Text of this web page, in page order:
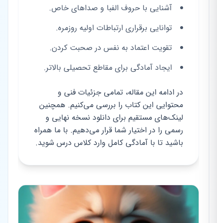
آشنایی با حروف الفبا و صداهای خاص.
توانایی برقراری ارتباطات اولیه روزمره.
تقویت اعتماد به نفس در صحبت کردن.
ایجاد آمادگی برای مقاطع تحصیلی بالاتر.
در ادامه این مقاله، تمامی جزئیات فنی و
محتوایی این کتاب را بررسی می‌کنیم. همچنین
لینک‌های مستقیم برای دانلود نسخه نهایی و
رسمی را در اختیار شما قرار می‌دهیم. با ما همراه
باشید تا با آمادگی کامل وارد کلاس درس شوید.